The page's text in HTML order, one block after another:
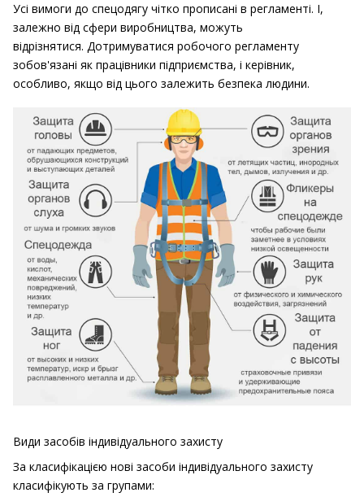
Усі вимоги до спецодягу чітко прописані в регламенті. І,
залежно від сфери виробництва, можуть
відрізнятися. Дотримуватися робочого регламенту
зобов'язані як працівники підприємства, і керівник,
особливо, якщо від цього залежить безпека людини.
Види засобів індивідуального захисту
За класифікацією нові засоби індивідуального захисту
класифікують за групами: